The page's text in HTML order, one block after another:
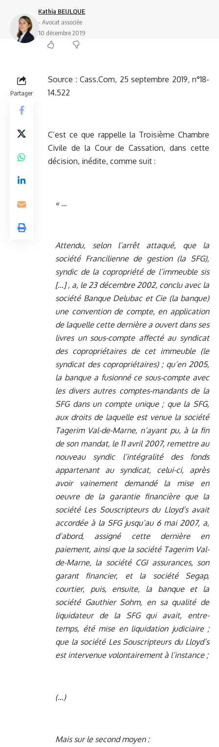
Kathia BEULQUE
- Avocat associée
10 décembre 2019
Partager
Source : Cass.Com, 25 septembre 2019, n°18-
14.522
C’est ce que rappelle la Troisième Chambre
Civile de la Cour de Cassation, dans cette
décision, inédite, comme suit :
« …
Attendu, selon l’arrêt attaqué, que la
société Francilienne de gestion (la SFG),
syndic de la copropriété de l’immeuble sis
[…] , a, le 23 décembre 2002, conclu avec la
société Banque Delubac et Cie (la banque)
une convention de compte, en application
de laquelle cette dernière a ouvert dans ses
livres un sous-compte affecté au syndicat
des copropriétaires de cet immeuble (le
syndicat des copropriétaires) ; qu’en 2005,
la banque a fusionné ce sous-compte avec
les divers autres comptes-mandants de la
SFG dans un compte unique ; que la SFG,
aux droits de laquelle est venue la société
Tagerim Val-de-Marne, n’ayant pu, à la fin
de son mandat, le 11 avril 2007, remettre au
nouveau syndic l’intégralité des fonds
appartenant au syndicat, celui-ci, après
avoir vainement demandé la mise en
oeuvre de la garantie financière que la
société Les Souscripteurs du Lloyd’s avait
accordée à la SFG jusqu’au 6 mai 2007, a,
d’abord, assigné cette dernière en
paiement, ainsi que la société Tagerim Val-
de-Marne, la société CGI assurances, son
garant financier, et la société Segap,
courtier, puis, ensuite, la banque et la
société Gauthier Sohm, en sa qualité de
liquidateur de la SFG qui avait, entre-
temps, été mise en liquidation judiciaire ;
que la société Les Souscripteurs du Lloyd’s
est intervenue volontairement à l’instance ;
(…)
Mais sur le second moyen :